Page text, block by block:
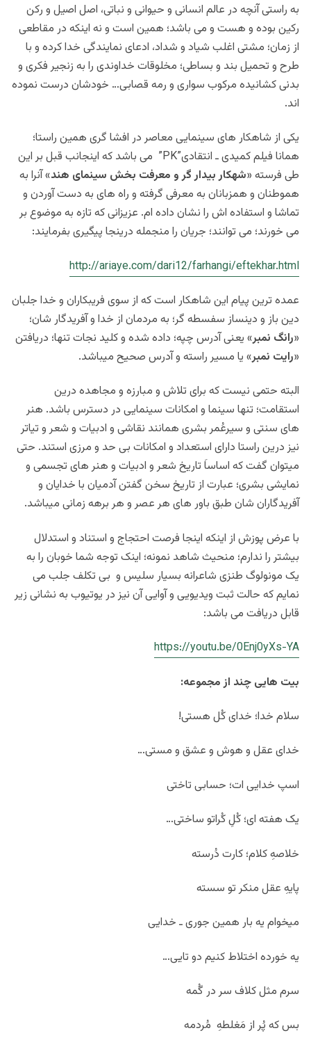
به راستی آنچه در عالم انسانی و حیوانی و نباتی، اصل اصیل و رکن
رکین بوده و هست و می باشد؛ همین است و نه اینکه در مقاطعی
از زمان؛ مشتی اغلب شیاد و شداد، ادعای نمایندگی خدا کرده و با
طرح و تحمیل بند و بساطی؛ مخلوقات خداوندی را به زنجیر فکری و
بدنی کشانیده مرکوب سواری و رمه قصابی… خودشان درست نموده
اند.
یکی از شاهکار های سینمایی معاصر در افشا گری همین راستا؛
همانا فیلم کمیدی ـ انتقادی”PK” می باشد که اینجانب قبل بر این
طی فرسته «شهکار بیدار گر و معرفت بخش سینمای هند» آنرا به
هموطنان و همزبانان به معرفی گرفته و راه های به دست آوردن و
تماشا و استفاده اش را نشان داده ام. عزیزانی که تازه به موضوع بر
می خورند؛ می توانند؛ جریان را منجمله درینجا پیگیری بفرمایند:
http://ariaye.com/dari12/farhangi/eftekhar.html
عمده ترین پیام این شاهکار است که از سوی فریبکاران و خدا جلبان
دین باز و دینساز سفسطه گر؛ به مردمان از خدا و آفریدگار شان؛
«رانگ نمبر» یعنی آدرس چپه؛ داده شده و کلید نجات تنها؛ دریافتن
«رایت نمبر» یا مسیر راسته و آدرس صحیح میباشد.
البته حتمی نیست که برای تلاش و مبارزه و مجاهده درین
استقامت؛ تنها سینما و امکانات سینمایی در دسترس باشد. هنر
های سنتی و سیرعُمر بشری همانند نقاشی و ادبیات و شعر و تیاتر
نیز درین راستا دارای استعداد و امکانات بی حد و مرزی استند. حتی
میتوان گفت که اساساَ تاریخ شعر و ادبیات و هنر های تجسمی و
نمایشی بشری؛ عبارت از تاریخ سخن گفتن آدمیان با خدایان و
آفریدگاران شان طبق باور های هر عصر و هر برهه زمانی میباشد.
با عرض پوزش از اینکه اینجا فرصت احتجاج و استناد و استدلال
بیشتر را ندارم؛ منحیث شاهد نمونه؛ اینک توجه شما خوبان را به
یک مونولوگ طنزی شاعرانه بسیار سلیس و بی تکلف جلب می
نمایم که حالت ثبت ویدیویی و آوایی آن نیز در یوتیوب به نشانی زیر
قابل دریافت می باشد:
https://youtu.be/0Enj0yXs-YA
بیت هایی چند از مجموعه:
سلام خدا؛ خدای کُل هستی!
خدای عقل و هوش و عشق و مستی…
اسپ خدایی ات؛ حسابی تاختی
یک هفته ای؛ کُلِ کُراتو ساختی…
خلاصهِ کلام؛ کارت دُرسته
پایهِ عقل منکر تو سسته
میخوام یه بار همین جوری ـ خدایی
یه خورده اختلاط کنیم دو تایی…
سرم مثل کلاف سر در گُمه
بس که پُر از مَغلطهِ مُردمه